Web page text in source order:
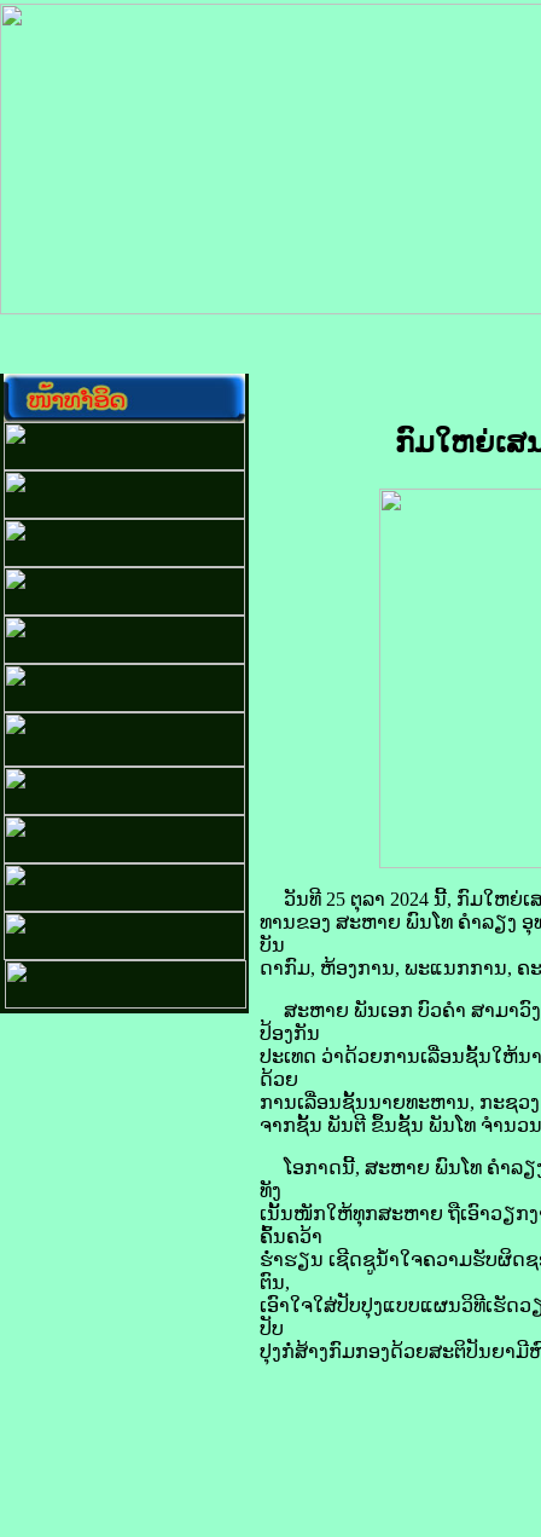
ກົມໃຫຍ່ເສ
ວັນທີ 25 ຕຸລາ 2024 ນີ້, ກົມໃຫຍ່
ທານຂອງ ສະຫາຍ ພົນໂທ ຄໍາລຽງ
ບັນ
ດາກົມ, ຫ້ອງການ, ພະແນກການ, ຄ
ສະຫາຍ ພັນເອກ ບົວຄໍາ ສາມາວົ
ປ້ອງກັນ
ປະເທດ ວ່າດ້ວຍການເລື່ອນຊັ້ນໃຫ້
ດ້ວຍ
ການເລື່ອນຊັ້ນນາຍທະຫານ, ກະຊວ
ຈາກຊັ້ນ ພັນຕີ ຂຶ້ນຊັ້ນ ພັນໂທ ຈໍານວ
ໂອກາດນີ້, ສະຫາຍ ພົນໂທ ຄໍາລຽ
ທັງ
ເນັ້ນໜັກໃຫ້ທຸກສະຫາຍ ຖືເອົາວຽກ
ຄົ້ນຄວ້າ
ຮໍ່າຮຽນ ເຊີດຊູນໍ້າໃຈຄວາມຮັບຜິດ
ຕົນ,
ເອົາໃຈໃສ່ປັບປຸງແບບແຜນວິທີເຮັດ
ປັບ
ປຸງກໍ່ສ້າງກົມກອງດ້ວຍສະຕິປັນຍາມີ